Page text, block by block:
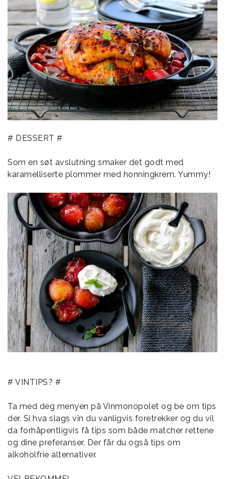
# DESSERT #
Som en søt avslutning smaker det godt med
karamelliserte plommer med honningkrem. Yummy!
# VINTIPS? #
Ta med deg menyen på Vinmonopolet og be om tips
der. Si hva slags vin du vanligvis foretrekker og du vil
da forhåpentligvis få tips som både matcher rettene
og dine preferanser. Der får du også tips om
alkoholfrie alternativer.